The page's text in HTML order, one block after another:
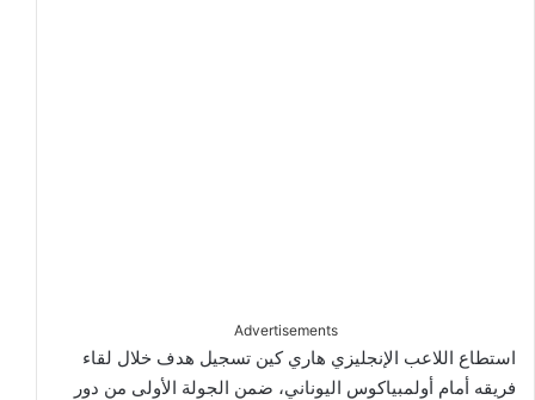
Advertisements
استطاع اللاعب الإنجليزي هاري كين تسجيل هدف خلال لقاء
فريقه أمام أولمبياكوس اليوناني، ضمن الجولة الأولى من دور